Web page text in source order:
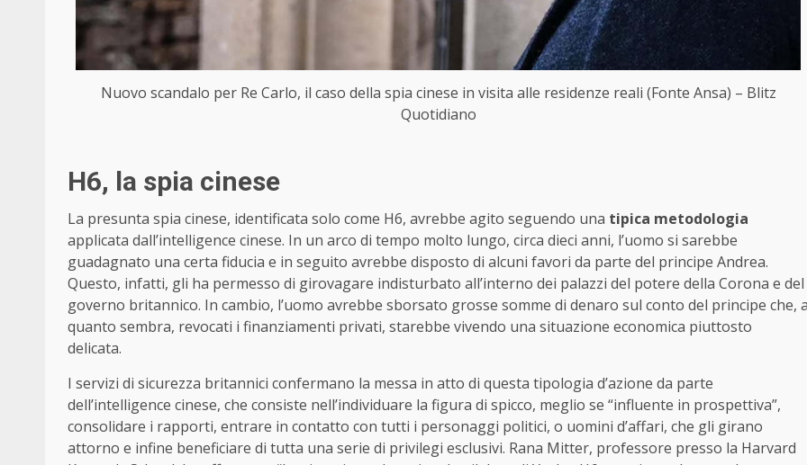
Nuovo scandalo per Re Carlo, il caso della spia cinese in visita alle residenze reali (Fonte Ansa) – Blitz
Quotidiano
H6, la spia cinese
La presunta spia cinese, identificata solo come H6, avrebbe agito seguendo una tipica metodologia
applicata dall’intelligence cinese. In un arco di tempo molto lungo, circa dieci anni, l’uomo si sarebbe
guadagnato una certa fiducia e in seguito avrebbe disposto di alcuni favori da parte del principe Andrea.
Questo, infatti, gli ha permesso di girovagare indisturbato all’interno dei palazzi del potere della Corona e del
governo britannico. In cambio, l’uomo avrebbe sborsato grosse somme di denaro sul conto del principe che,
quanto sembra, revocati i finanziamenti privati, starebbe vivendo una situazione economica piuttosto
delicata.
I servizi di sicurezza britannici confermano la messa in atto di questa tipologia d’azione da parte
dell’intelligence cinese, che consiste nell’individuare la figura di spicco, meglio se “influente in prospettiva”,
consolidare i rapporti, entrare in contatto con tutti i personaggi politici, o uomini d’affari, che gli girano
attorno e infine beneficiare di tutta una serie di privilegi esclusivi. Rana Mitter, professore presso la Harvard